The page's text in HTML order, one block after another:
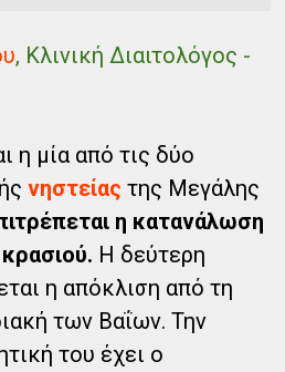
, Κλινική Διαιτολόγος -
η μία από τις δύο
νηστείας της Μεγάλης
η κατανάλωση
Η δεύτερη
η απόκλιση από τη
των Βαΐων. Την
του έχει ο